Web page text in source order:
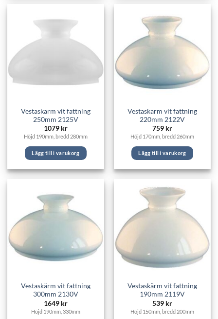
Vestaskärm vit fattning
250mm 2125V
1079 kr
Höjd 190mm, bredd 280mm
Lägg till i varukorg
Vestaskärm vit fattning
220mm 2122V
759 kr
Höjd 170mm, bredd 260mm
Lägg till i varukorg
Vestaskärm vit fattning
300mm 2130V
1649 kr
Höjd 190mm, 330mm
Vestaskärm vit fattning
190mm 2119V
539 kr
Höjd 150mm, bredd 200mm